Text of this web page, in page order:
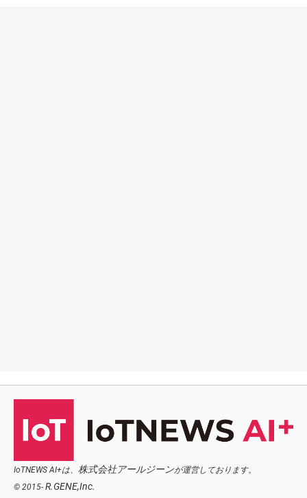
IoTNEWS AI+は、 株式会社アールジーンが運営しております。
© 2015- R.GENE,Inc.